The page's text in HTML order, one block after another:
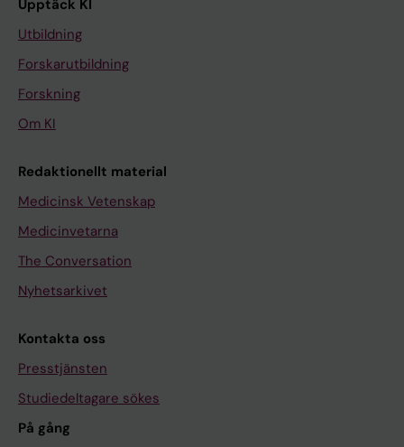
Upptäck KI
Utbildning
Forskarutbildning
Forskning
Om KI
Redaktionellt material
Medicinsk Vetenskap
Medicinvetarna
The Conversation
Nyhetsarkivet
Kontakta oss
Presstjänsten
Studiedeltagare sökes
På gång